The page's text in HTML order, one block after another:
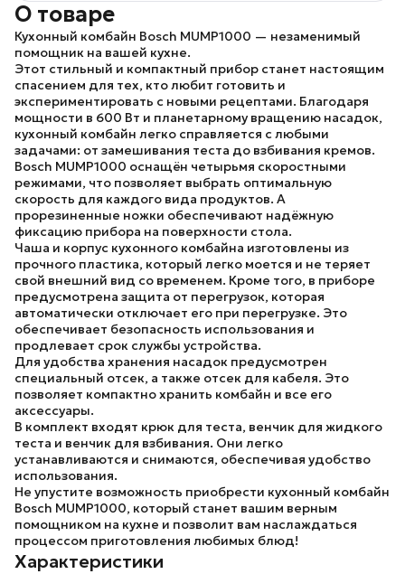
О товаре
Кухонный комбайн Bosch MUMP1000 — незаменимый
помощник на вашей кухне.
Этот стильный и компактный прибор станет настоящим
спасением для тех, кто любит готовить и
экспериментировать с новыми рецептами. Благодаря
мощности в 600 Вт и планетарному вращению насадок,
кухонный комбайн легко справляется с любыми
задачами: от замешивания теста до взбивания кремов.
Bosch MUMP1000 оснащён четырьмя скоростными
режимами, что позволяет выбрать оптимальную
скорость для каждого вида продуктов. А
прорезиненные ножки обеспечивают надёжную
фиксацию прибора на поверхности стола.
Чаша и корпус кухонного комбайна изготовлены из
прочного пластика, который легко моется и не теряет
свой внешний вид со временем. Кроме того, в приборе
предусмотрена защита от перегрузок, которая
автоматически отключает его при перегрузке. Это
обеспечивает безопасность использования и
продлевает срок службы устройства.
Для удобства хранения насадок предусмотрен
специальный отсек, а также отсек для кабеля. Это
позволяет компактно хранить комбайн и все его
аксессуары.
В комплект входят крюк для теста, венчик для жидкого
теста и венчик для взбивания. Они легко
устанавливаются и снимаются, обеспечивая удобство
использования.
Не упустите возможность приобрести кухонный комбайн
Bosch MUMP1000, который станет вашим верным
помощником на кухне и позволит вам наслаждаться
процессом приготовления любимых блюд!
Характеристики